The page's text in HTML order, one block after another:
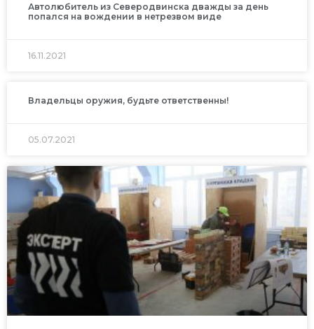
Автолюбитель из Северодвинска дважды за день
попался на вождении в нетрезвом виде
16.11.2021
Владельцы оружия, будьте ответственны!
05.07.2021